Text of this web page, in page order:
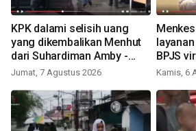
KPK dalami selisih uang
yang dikembalikan Menhut
dari Suhardiman Amby -
VIDEO
Jumat, 7 Agustus 2026
BPJS
Kamis, 6